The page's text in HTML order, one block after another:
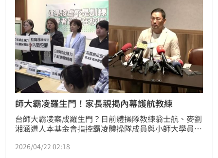
師大霸凌羅生門！家長親揭內幕護航教練
台師大霸凌案成羅生門？日前體操隊教練翁士航、麥劉
湘涵遭人本基金會指控霸凌體操隊成員與小師大學員，
援翁並澄清，強調絕無霸凌一事，盼還原事情真相，並
2026/04/22 02:18